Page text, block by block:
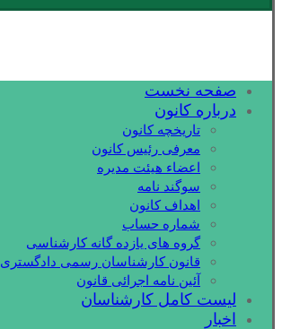
صفحه نخست
درباره کانون
تاریخچه کانون
معرفی رئیس کانون
اعضاء هیئت مدیره
سوگند نامه
اهداف کانون
شماره حساب
گروه های یازده گانه کارشناسی
قانون کارشناسان رسمی دادگستری
آئین نامه اجرائی قانون
لیست کامل کارشناسان
اخبار